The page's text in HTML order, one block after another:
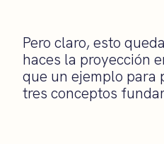
Pero claro, esto
haces la proyección
que un ejemplo para
tres conceptos